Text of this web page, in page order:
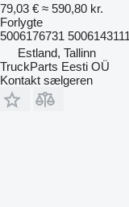
79,03 € ≈ 590,80 kr.
Forlygte
5006176731
Estland, Tallinn
TruckParts Eesti OÜ
Kontakt sælgeren